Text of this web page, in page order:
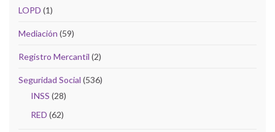
LOPD (1)
Mediación (59)
Registro Mercantil (2)
Seguridad Social (536)
INSS (28)
RED (62)